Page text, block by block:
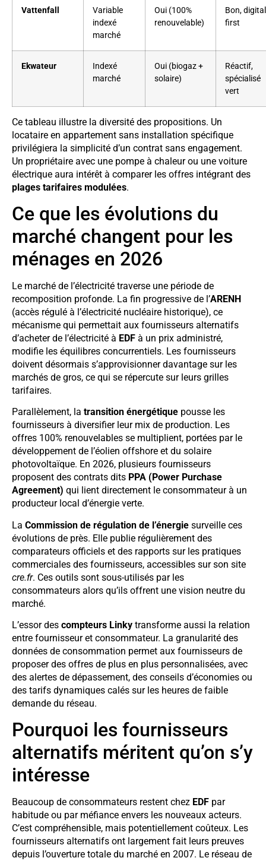
Vattenfall
Variable
indexé
marché
Oui (100%
renouvelable)
Bon,
first
Ekwateur
Indexé
marché
Oui (biogaz +
solaire)
Réactif,
spécialisé
vert
Ce tableau illustre la diversité des propositions. Un
locataire en appartement sans installation spécifique
privilégiera la simplicité d’un contrat sans engagement.
Un propriétaire avec une pompe à chaleur ou une voiture
électrique aura intérêt à comparer les offres intégrant des
plages tarifaires modulées.
Ce que les évolutions du
marché changent pour les
ménages en 2026
Le marché de l’électricité traverse une période de
recomposition profonde. La fin progressive de l’ARENH
(accès régulé à l’électricité nucléaire historique), ce
mécanisme qui permettait aux fournisseurs alternatifs
d’acheter de l’électricité à EDF à un prix administré,
modifie les équilibres concurrentiels. Les fournisseurs
doivent désormais s’approvisionner davantage sur les
marchés de gros, ce qui se répercute sur leurs grilles
tarifaires.
Parallèlement, la transition énergétique pousse les
fournisseurs à diversifier leur mix de production. Les
offres 100% renouvelables se multiplient, portées par le
développement de l’éolien offshore et du solaire
photovoltaïque. En 2026, plusieurs fournisseurs
proposent des contrats dits PPA (Power Purchase
Agreement) qui lient directement le consommateur à un
producteur local d’énergie verte.
La Commission de régulation de l’énergie surveille ces
évolutions de près. Elle publie régulièrement des
comparateurs officiels et des rapports sur les pratiques
commerciales des fournisseurs, accessibles sur son site
cre.fr. Ces outils sont sous-utilisés par les
consommateurs alors qu’ils offrent une vision neutre du
marché.
L’essor des compteurs Linky transforme aussi la relation
entre fournisseur et consommateur. La granularité des
données de consommation permet aux fournisseurs de
proposer des offres de plus en plus personnalisées, avec
des alertes de dépassement, des conseils d’économies ou
des tarifs dynamiques calés sur les heures de faible
demande du réseau.
Pourquoi les fournisseurs
alternatifs méritent qu’on s’y
intéresse
Beaucoup de consommateurs restent chez EDF par
habitude ou par méfiance envers les nouveaux acteurs.
C’est compréhensible, mais potentiellement coûteux. Les
fournisseurs alternatifs ont largement fait leurs preuves
depuis l’ouverture totale du marché en 2007. Le réseau de